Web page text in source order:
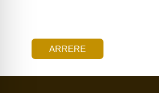
ARRERE